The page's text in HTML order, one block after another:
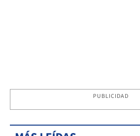
PUBLICIDAD